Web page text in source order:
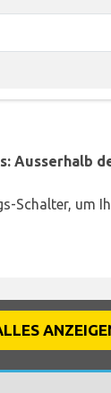
Ausserhalb
Schalter, um